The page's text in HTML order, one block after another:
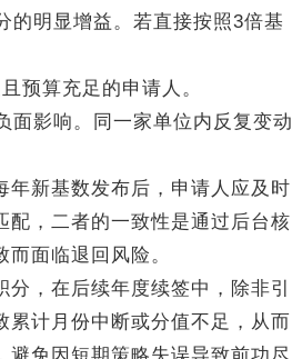
的明显增益。若直接按照3倍基
算充足的申请人。
影响。同一家单位内反复变动
新基数发布后，申请人应及时
配，二者的一致性是通过后台核
面临退回风险。
，在后续年度续签中，除非引
累计月份中断或分值不足，从而